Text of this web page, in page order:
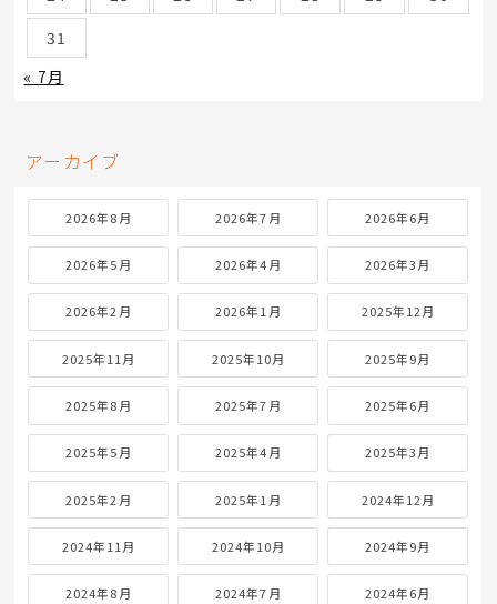
31
« 7月
アーカイブ
2026年8月 2026年7月 2026年6月
2026年5月 2026年4月 2026年3月
2026年2月 2026年1月 2025年12月
2025年11月 2025年10月 2025年9月
2025年8月 2025年7月 2025年6月
2025年5月 2025年4月 2025年3月
2025年2月 2025年1月 2024年12月
2024年11月 2024年10月 2024年9月
2024年8月 2024年7月 2024年6月